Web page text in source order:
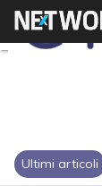
Ultimi articoli